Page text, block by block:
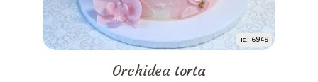
id: 6949
Orchidea torta